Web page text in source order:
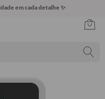
em cada detalhe ✨